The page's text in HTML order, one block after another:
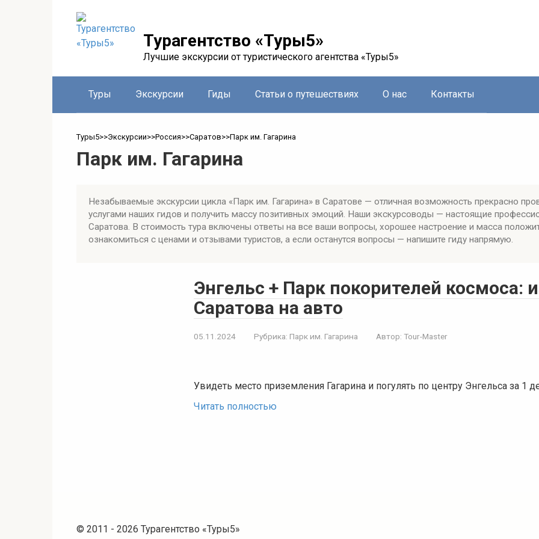
Турагентство «Туры5»
Лучшие экскурсии от туристического агентства «Туры5»
Туры Экскурсии Гиды Статьи о путешествиях О нас Контакты
Туры5>>Экскурсии>>Россия>>Саратов>>Парк им. Гагарина
Парк им. Гагарина
Незабываемые экскурсии цикла «Парк им. Гагарина» в Саратове — отличная возможность прекрасно
услугами наших гидов и получить массу позитивных эмоций. Наши экскурсоводы — настоящие
Саратова. В стоимость тура включены ответы на все ваши вопросы, хорошее настроение и масса
ознакомиться с ценами и отзывами туристов, а если останутся вопросы — напишите гиду напрямую.
Энгельс + Парк покорителей космоса:
Саратова на авто
05.11.2024 Рубрика: Парк им. Гагарина Автор: Tour-Master
Увидеть место приземления Гагарина и погулять по центру Энгельса за 1
Читать полностью
© 2011 - 2026 Турагентство «Туры5»